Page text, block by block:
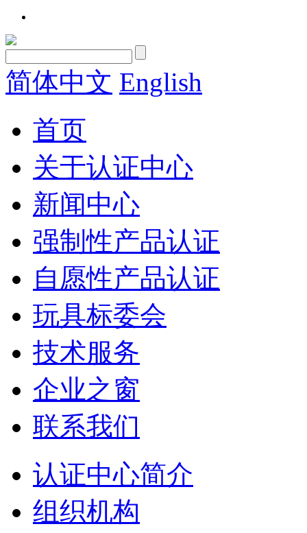
简体中文 English
首页
关于认证中心
新闻中心
强制性产品认证
自愿性产品认证
玩具标委会
技术服务
企业之窗
联系我们
认证中心简介
组织机构